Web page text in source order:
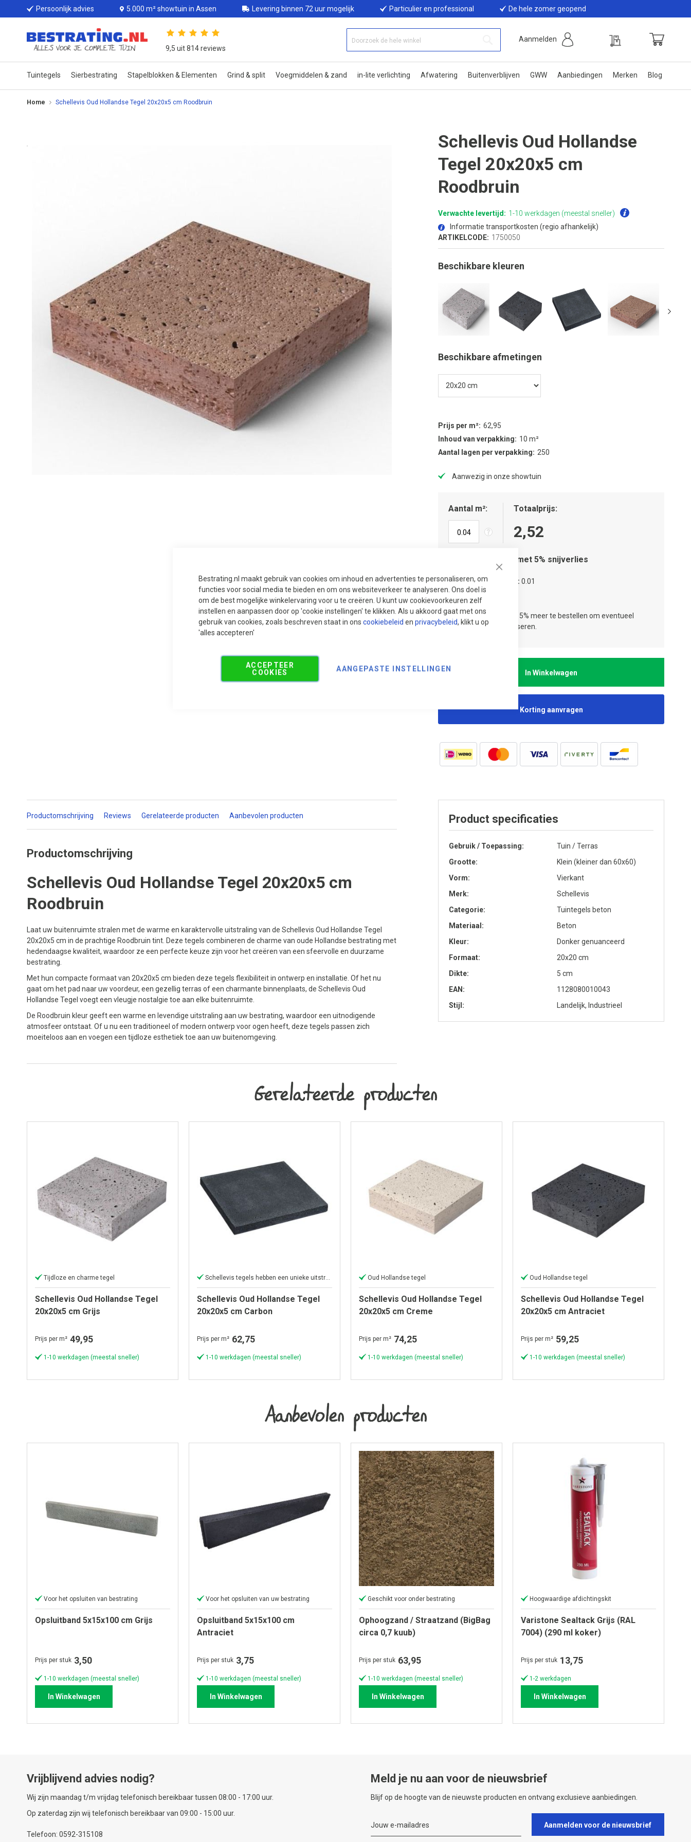
Bestrating.nl maakt gebruik van cookies om inhoud en advertenties te personaliseren, om
functies voor social media te bieden en om ons websiteverkeer te analyseren. Ons doel is
om de best mogelijke winkelervaring voor u te creëren. U kunt uw cookievoorkeuren zelf
instellen en aanpassen door op 'cookie instellingen' te klikken. Als u akkoord gaat met ons
gebruik van cookies, zoals beschreven staat in ons cookiebeleid en privacybeleid, klikt u op
'alles accepteren'
ACCEPTEER
COOKIES
AANGEPASTE INSTELLINGEN
Persoonlijk advies 5.000 m² showtuin in Assen Levering binnen 72 uur mogelijk Particulier en professional De hele zomer geopend
9,5 uit 814 reviews
Aanmelden
Tuintegels Sierbestrating Stapelblokken & Elementen Grind & split Voegmiddelen & zand in-lite verlichting Afwatering Buitenverblijven GWW Aanbiedingen Merken Blog
Home Schellevis Oud Hollandse Tegel 20x20x5 cm Roodbruin
het
Schellevis Oud Hollandse
Tegel 20x20x5 cm
Roodbruin
Verwachte levertijd: 1-10 werkdagen (meestal sneller)
Informatie transportkosten (regio afhankelijk)
ARTIKELCODE: 1750050
Beschikbare kleuren
Beschikbare afmetingen
Prijs per m² 62,95
Inhoud van verpakking
10 m²
Aantal lagen per verpakking
250
Aanwezig in onze showtuin
Aantal m² Totaalprijs
2,52
Houd rekening met 5% snijverlies
Aantal verpakkingen
0.01
Aantal lagen
Advies: Wij adviseren 5% meer te bestellen om eventueel
snijverlies te compenseren.
In Winkelwagen
Korting aanvragen
Productomschrijving Reviews Gerelateerde producten Aanbevolen producten
Productomschrijving
Schellevis Oud Hollandse Tegel 20x20x5 cm
Roodbruin
Laat uw buitenruimte stralen met de warme en karaktervolle uitstraling van de Schellevis Oud Hollandse Tegel
20x20x5 cm in de prachtige Roodbruin tint. Deze tegels combineren de charme van oude Hollandse bestrating met
hedendaagse kwaliteit, waardoor ze een perfecte keuze zijn voor het creëren van een sfeervolle en duurzame
bestrating.
Met hun compacte formaat van 20x20x5 cm bieden deze tegels flexibiliteit in ontwerp en installatie. Of het nu
gaat om het pad naar uw voordeur, een gezellig terras of een charmante binnenplaats, de Schellevis Oud
Hollandse Tegel voegt een vleugje nostalgie toe aan elke buitenruimte.
De Roodbruin kleur geeft een warme en levendige uitstraling aan uw bestrating, waardoor een uitnodigende
atmosfeer ontstaat. Of u nu een traditioneel of modern ontwerp voor ogen heeft, deze tegels passen zich
moeiteloos aan en voegen een tijdloze esthetiek toe aan uw buitenomgeving.
Product specificaties
Gebruik / Toepassing
Tuin / Terras
Grootte
Klein (kleiner dan 60x60)
Vorm
Vierkant
Merk
Schellevis
Categorie
Tuintegels beton
Materiaal
Beton
Kleur
Donker genuanceerd
Formaat
20x20 cm
Dikte
5 cm
EAN
1128080010043
Stijl
Landelijk, Industrieel
Gerelateerde producten
Tijdloze en charme tegel
Schellevis Oud Hollandse Tegel
20x20x5 cm Grijs
Prijs per m² 49,95
1-10 werkdagen (meestal sneller)
Schellevis Oud Hollandse Tegel
20x20x5 cm Carbon
Prijs per m² 62,75
1-10 werkdagen (meestal sneller)
Oud Hollandse tegel
Schellevis Oud Hollandse Tegel
20x20x5 cm Creme
Prijs per m² 74,25
1-10 werkdagen (meestal sneller)
Oud Hollandse tegel
Schellevis Oud Hollandse Tegel
20x20x5 cm Antraciet
Prijs per m² 59,25
1-10 werkdagen (meestal sneller)
Aanbevolen producten
Voor het opsluiten van bestrating
Opsluitband 5x15x100 cm Grijs
Prijs per stuk 3,50
1-10 werkdagen (meestal sneller)
In Winkelwagen
Voor het opsluiten van uw bestrating
Opsluitband 5x15x100 cm
Antraciet
Prijs per stuk 3,75
1-10 werkdagen (meestal sneller)
In Winkelwagen
Geschikt voor onder bestrating
Ophoogzand / Straatzand (BigBag
circa 0,7 kuub)
Prijs per stuk 63,95
1-10 werkdagen (meestal sneller)
In Winkelwagen
Hoogwaardige afdichtingskit
Varistone Sealtack Grijs (RAL
7004) (290 ml koker)
Prijs per stuk 13,75
1-2 werkdagen
In Winkelwagen
Vrijblijvend advies nodig?
Wij zijn maandag t/m vrijdag telefonisch bereikbaar tussen 08:00 - 17:00 uur.
Op zaterdag zijn wij telefonisch bereikbaar van 09:00 - 15:00 uur.
Telefoon: 0592-315108
Meld je nu aan voor de nieuwsbrief
Blijf op de hoogte van de nieuwste producten en ontvang exclusieve aanbiedingen.
Aanmelden voor de nieuwsbrief